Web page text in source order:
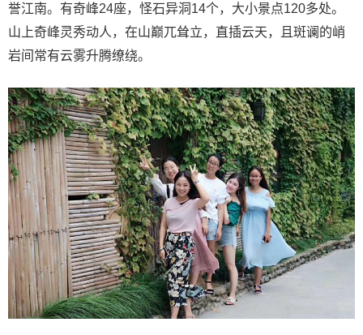
誉江南。有奇峰24座，怪石异洞14个，大小景点120多处。
山上奇峰灵秀动人，在山巅兀耸立，直插云天，且斑谰的峭
岩间常有云雾升腾缭绕。